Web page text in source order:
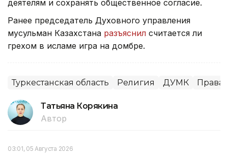
деятелям и сохранять общественное согласие.
Ранее председатель Духовного управления
мусульман Казахстана разъяснил считается ли
грехом в исламе игра на домбре.
Туркестанская область Религия ДУМК Права
Татьяна Корякина
Автор
03:01, 05 Августа 2026